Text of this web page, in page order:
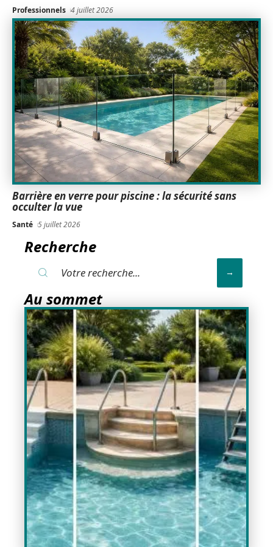
Professionnels 4 juillet 2026
Barrière en verre pour piscine : la sécurité sans
occulter la vue
Santé 5 juillet 2026
Recherche
Au sommet